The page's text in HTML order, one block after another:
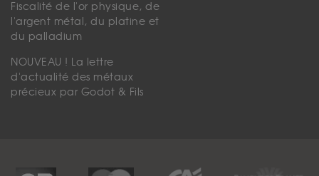
Fiscalité de l'or physique, de
l'argent métal, du platine et
du palladium
NOUVEAU ! La lettre
d'actualité des métaux
précieux par Godot & Fils